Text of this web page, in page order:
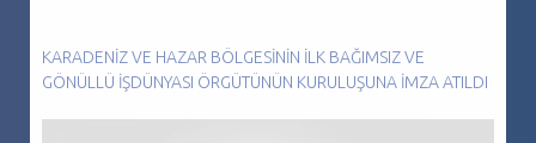
KARADENIZ VE HAZAR BÖLGESININ ILK BAĞIMSIZ VE
GÖNÜLLÜ IŞDÜNYASI ÖRGÜTÜNÜN KURULUŞUNA IMZA ATILDI